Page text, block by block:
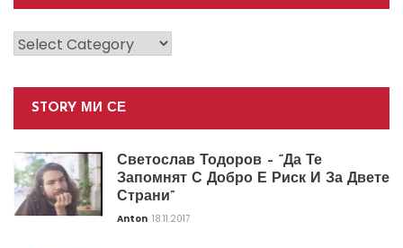
Категории
STORY МИ СЕ
Светослав Тодоров – “Да Те
Запомнят С Добро Е Риск И За Двете
Страни”
Anton 18.11.2017